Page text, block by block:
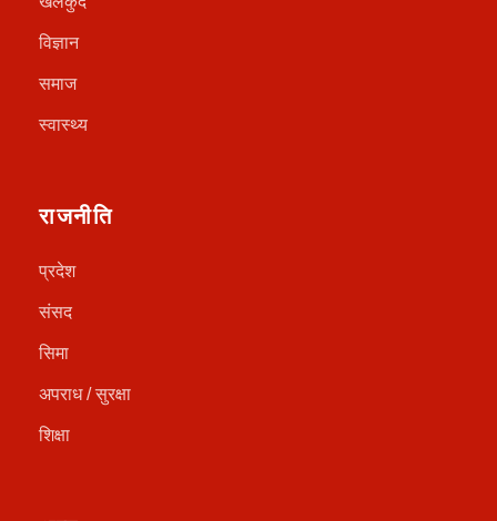
विज्ञान
समाज
स्वास्थ्य
राजनीति
प्रदेश
संसद
सिमा
अपराध / सुरक्षा
शिक्षा